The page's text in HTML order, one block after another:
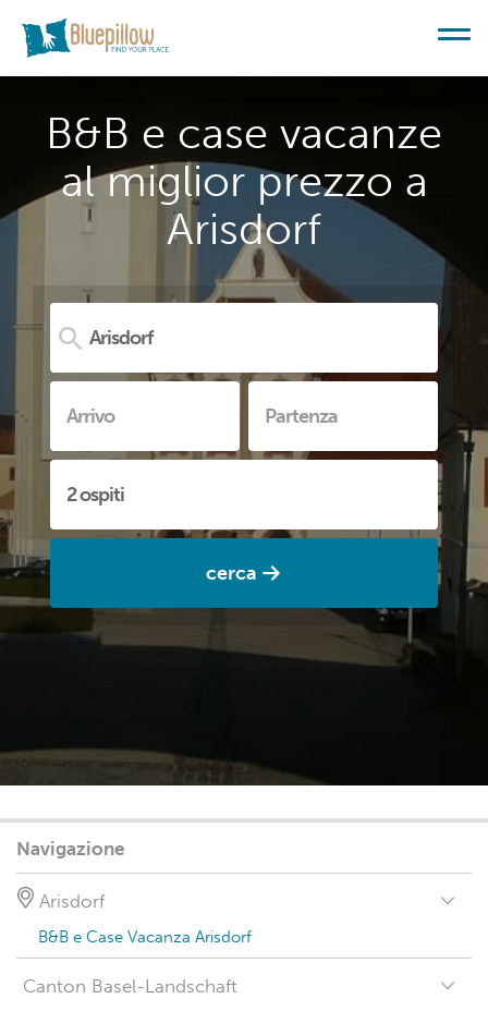
B&B e case vacanze
al miglior prezzo a
Arisdorf
cerca
Navigazione
Arisdorf
B&B e Case Vacanza Arisdorf
Canton Basel-Landschaft